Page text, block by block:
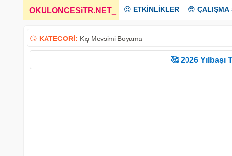
OKULONCESiTR.NET 😍 ETKİNLİKLER 😎 ÇALIŞMA
😏 KATEGORİ: Kış Mevsimi Boyama
🥰 2026 Yılbaşı